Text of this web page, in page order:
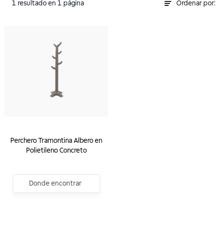
1 resultado en 1 página Ordenar por:
Perchero Tramontina Albero en
Polietileno Concreto
Donde encontrar